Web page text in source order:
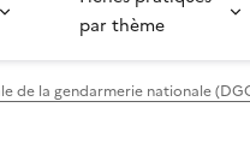
par thème
de la gendarmerie nationale